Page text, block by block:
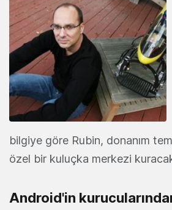
bilgiye göre Rubin, donanım
özel bir kuluçka merkezi
Android'in